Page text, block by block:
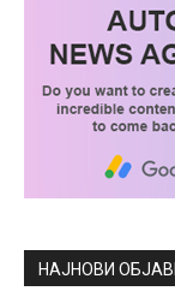
НАЈНОВИ